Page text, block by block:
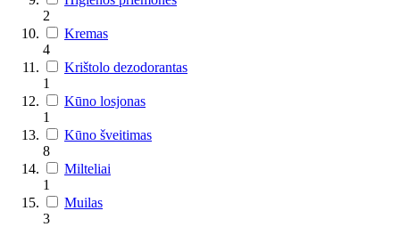
2
Kremas
4
Krištolo dezodorantas
1
Kūno losjonas
1
Kūno šveitimas
8
Milteliai
1
Muilas
3